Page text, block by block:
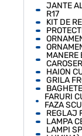
JANTE
R17
KIT DE
MANERE
HAION
GRILA
FARURI
FAZA
REGLAJ
LAMPA
LAMPI